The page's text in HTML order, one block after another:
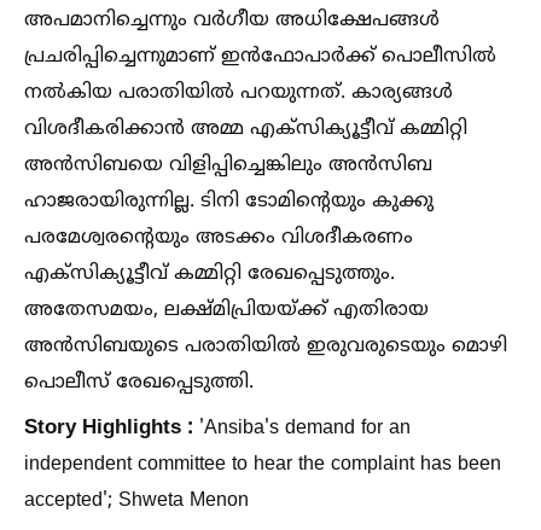
അപമാനിച്ചെന്നും വര്‍ഗീയ അധിക്ഷേപങ്ങള്‍
പ്രചരിപ്പിച്ചെന്നുമാണ് ഇന്‍ഫോപാര്‍ക്ക് പൊലീസില്‍
നല്‍കിയ പരാതിയില്‍ പറയുന്നത്. കാര്യങ്ങള്‍
വിശദീകരിക്കാന്‍ അമ്മ എക്‌സിക്യൂട്ടീവ് കമ്മിറ്റി
അന്‍സിബയെ വിളിപ്പിച്ചെങ്കിലും അന്‍സിബ
ഹാജരായിരുന്നില്ല. ടിനി ടോമിന്റെയും കുക്കു
പരമേശ്വരന്റെയും അടക്കം വിശദീകരണം
എക്‌സിക്യൂട്ടീവ് കമ്മിറ്റി രേഖപ്പെടുത്തും.
അതേസമയം, ലക്ഷ്മിപ്രിയയ്ക്ക് എതിരായ
അന്‍സിബയുടെ പരാതിയില്‍ ഇരുവരുടെയും മൊഴി
പൊലീസ് രേഖപ്പെടുത്തി.
Story Highlights : 'Ansiba's demand for an
independent committee to hear the complaint has been
accepted'; Shweta Menon